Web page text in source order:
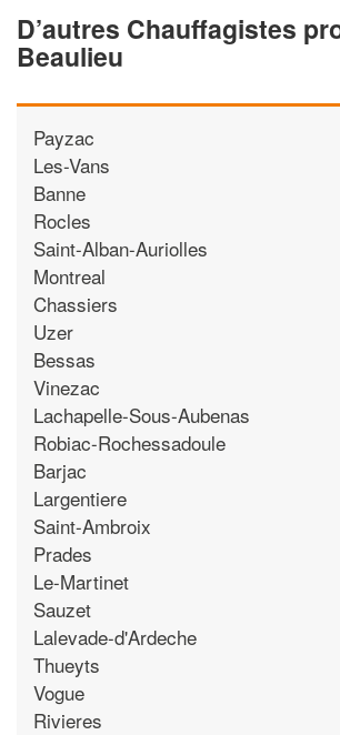
D’autres Chauffagistes
Beaulieu
Payzac
Les-Vans
Banne
Rocles
Saint-Alban-Auriolles
Montreal
Chassiers
Uzer
Bessas
Vinezac
Lachapelle-Sous-Aubenas
Robiac-Rochessadoule
Barjac
Largentiere
Saint-Ambroix
Prades
Le-Martinet
Sauzet
Lalevade-d'Ardeche
Thueyts
Vogue
Rivieres